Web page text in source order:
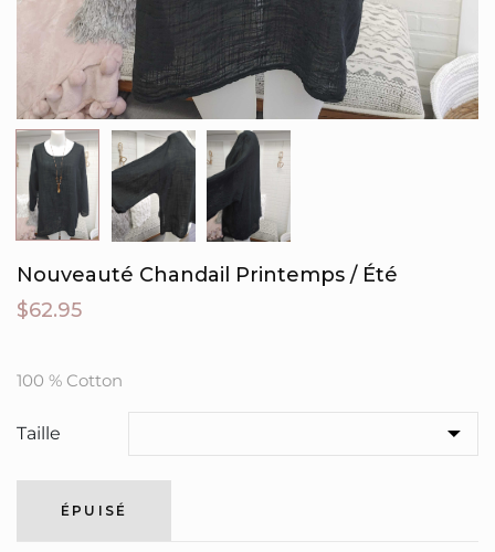
Nouveauté Chandail Printemps / Été
$62.95
100 % Cotton
Taille
ÉPUISÉ